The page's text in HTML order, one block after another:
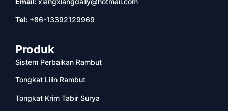
Tel: +86-13392129969
Produk
Sistem Perbaikan Rambut
Tongkat Lilin Rambut
Tongkat Krim Tabir Surya